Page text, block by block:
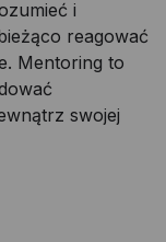
i
reagować
Mentoring to
swojej